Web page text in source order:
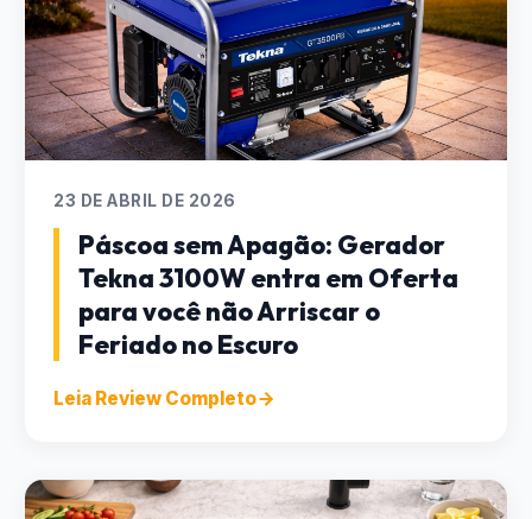
23 DE ABRIL DE 2026
Páscoa sem Apagão: Gerador
Tekna 3100W entra em Oferta
para você não Arriscar o
Feriado no Escuro
Leia Review Completo